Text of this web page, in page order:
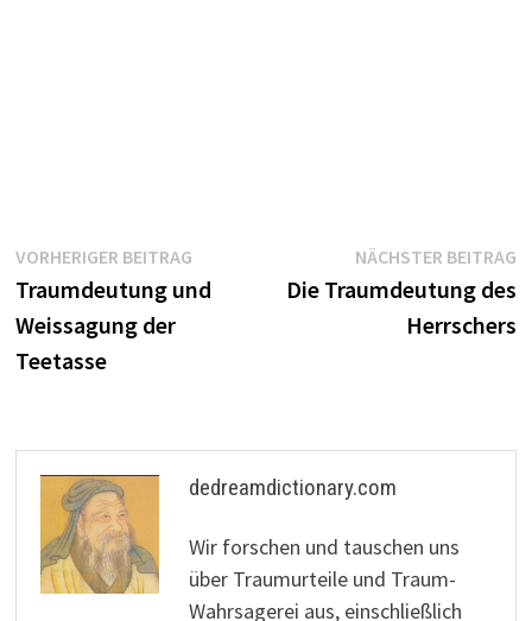
Beitragsnavigation
VORHERIGER BEITRAGVorheriger
Beitrag:
Traumdeutung und
Weissagung der
Teetasse
NÄCHSTER BEITRAG
Die Traumdeutung des
Herrschers
dedreamdictionary.com
Wir forschen und tauschen uns
über Traumurteile und Traum-
Wahrsagerei aus, einschließlich